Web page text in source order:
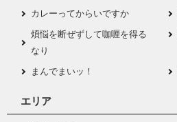
カレーってからいですか
煩悩を断ぜずして咖喱を得る
なり
まんでまいッ！
エリア